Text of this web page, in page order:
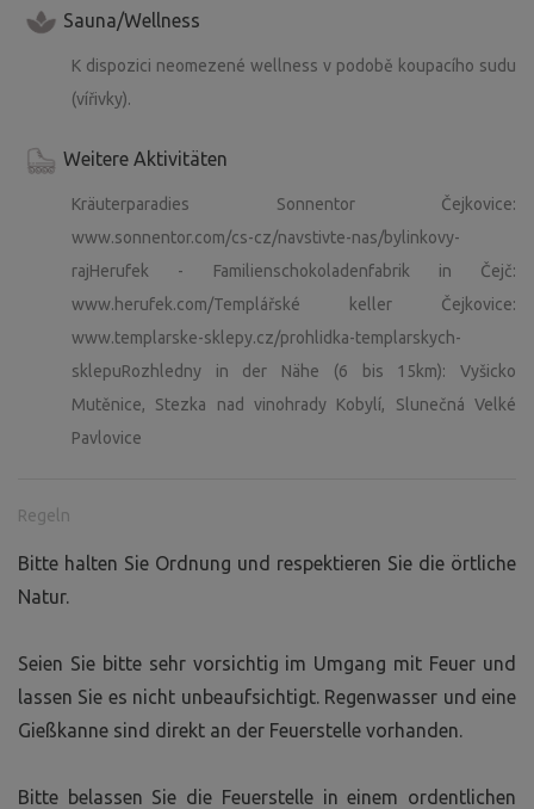
Sauna/Wellness
K dispozici neomezené wellness v podobě koupacího sudu
(vířivky).
Weitere Aktivitäten
Kräuterparadies Sonnentor Čejkovice:
www.sonnentor.com/cs-cz/navstivte-nas/bylinkovy-
rajHerufek - Familienschokoladenfabrik in Čejč:
www.herufek.com/Templářské keller Čejkovice:
www.templarske-sklepy.cz/prohlidka-templarskych-
sklepuRozhledny in der Nähe (6 bis 15km): Vyšicko
Mutěnice, Stezka nad vinohrady Kobylí, Slunečná Velké
Pavlovice
Regeln
Bitte halten Sie Ordnung und respektieren Sie die örtliche
Natur.
Seien Sie bitte sehr vorsichtig im Umgang mit Feuer und
lassen Sie es nicht unbeaufsichtigt. Regenwasser und eine
Gießkanne sind direkt an der Feuerstelle vorhanden.
Bitte belassen Sie die Feuerstelle in einem ordentlichen